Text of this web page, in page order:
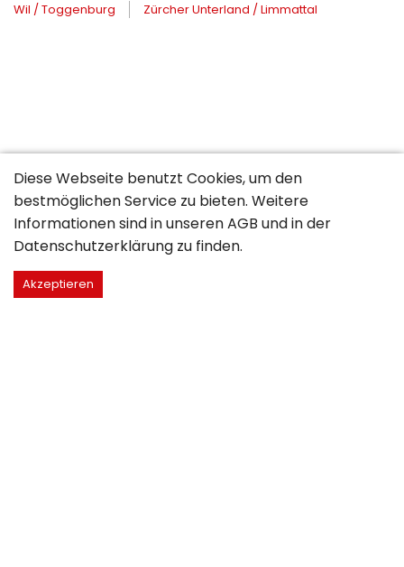
Wil / Toggenburg
Zürcher Unterland / Limmattal
Diese Webseite benutzt Cookies, um den
bestmöglichen Service zu bieten. Weitere
Informationen sind in unserenAGB und in der
Datenschutzerklärung zu finden.
Akzeptieren